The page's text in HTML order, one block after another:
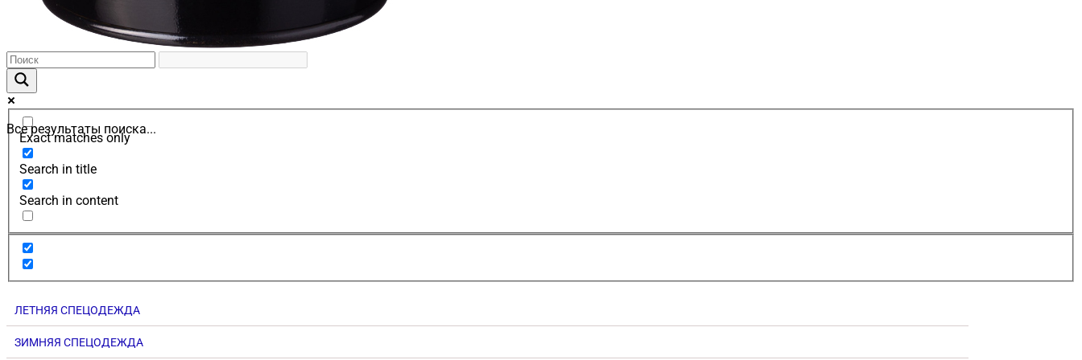
Все результаты поиска...
Exact matches only
Search in title
Search in content
ЛЕТНЯЯ СПЕЦОДЕЖДА
ЗИМНЯЯ СПЕЦОДЕЖДА